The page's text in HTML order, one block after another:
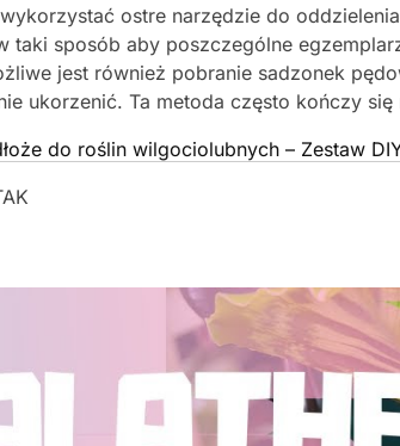
ostre narzędzie do
taki sposób aby poszczególne
jest również pobranie sadzonek
ukorzenić. Ta metoda często kończy
do roślin wilgociolubnych – Zestaw